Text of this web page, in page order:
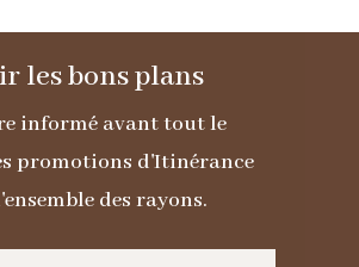
les bons plans
informé avant tout le
promotions d'Itinérance
des rayons.